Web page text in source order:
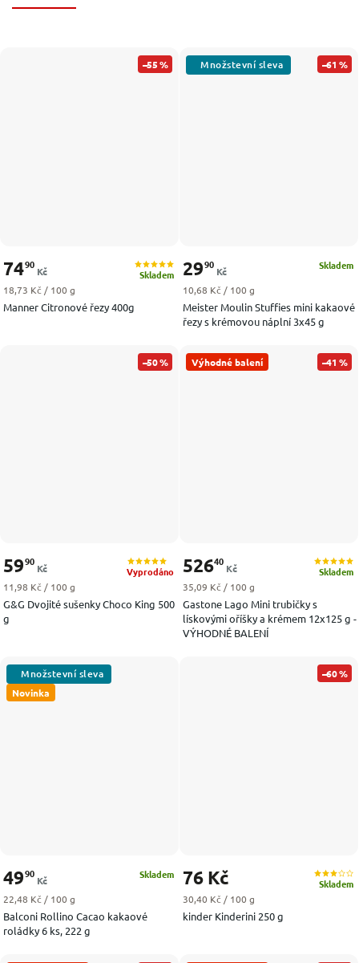
–55 %
Manner Citronové řezy 400g
Skladem
7490
Kč
Měrná cena:
18,73 Kč / 100 g
–61 %
Meister Moulin Stuffies mini kakaové
řezy s krémovou náplní 3x45 g
Skladem
2990
Kč
Měrná cena:
10,68 Kč / 100 g
–50 %
G&G Dvojité sušenky Choco King 500
g
Vyprodáno
5990
Kč
Měrná cena:
11,98 Kč / 100 g
Výhodné balení –41 %
Gastone Lago Mini trubičky s
lískovými oříšky a krémem 12x125 g -
VÝHODNÉ BALENÍ
Skladem
52640
Kč
Měrná cena:
35,09 Kč / 100 g
Novinka
Balconi Rollino Cacao kakaové
roládky 6 ks, 222 g
Skladem
4990
Kč
Měrná cena:
22,48 Kč / 100 g
–60 %
kinder Kinderini 250 g
Skladem
76 Kč
Měrná cena:
30,40 Kč / 100 g